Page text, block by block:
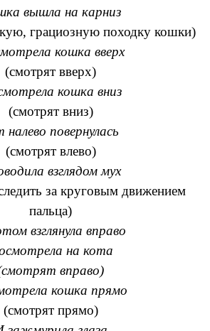
вышла на карниз
грациозную походку кошки)
кошка вверх
(смотрят вверх)
кошка вниз
(смотрят вниз)
налево повернулась
(смотрят влево)
взглядом мух
за круговым движением
пальца)
взглянула вправо
на кота
вправо)
кошка прямо
(смотрят прямо)